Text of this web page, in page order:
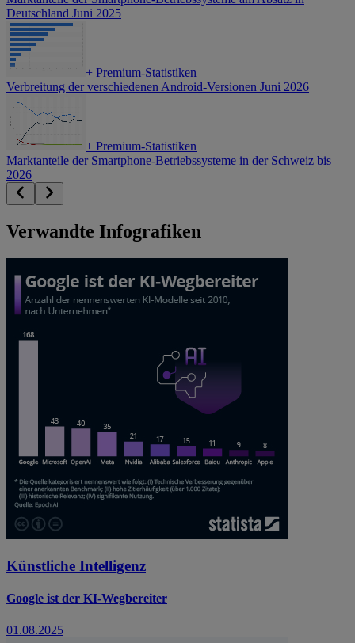
Deutschland Juni 2025
+ Premium-Statistiken
Verbreitung der verschiedenen Android-Versionen Juni 2026
+ Premium-Statistiken
Marktanteile der Smartphone-Betriebssysteme in der Schweiz bis
2026
Verwandte Infografiken
Künstliche Intelligenz
Google ist der KI-Wegbereiter
01.08.2025